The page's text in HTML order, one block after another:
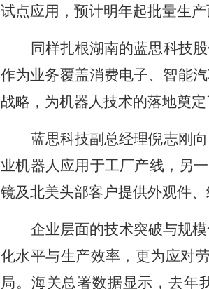
试点应用，预计明年起批量生
同样扎根湖南的蓝思科技
作为业务覆盖消费电子、智能
战略，为机器人技术的落地奠
蓝思科技副总经理倪志刚
业机器人应用于工厂产线，另
镜及北美头部客户提供外观件
企业层面的技术突破与规
化水平与生产效率，更为应对
局。海关总署数据显示，去年